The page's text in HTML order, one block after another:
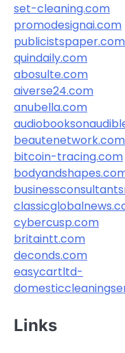
set-cleaning.com
promodesignai.com
publicistspaper.com
quindaily.com
abosulte.com
aiverse24.com
anubella.com
beautenetwork.com
bitcoin-tracing.com
cybercusp.com
britaintt.com
deconds.com
easycartltd-
Links